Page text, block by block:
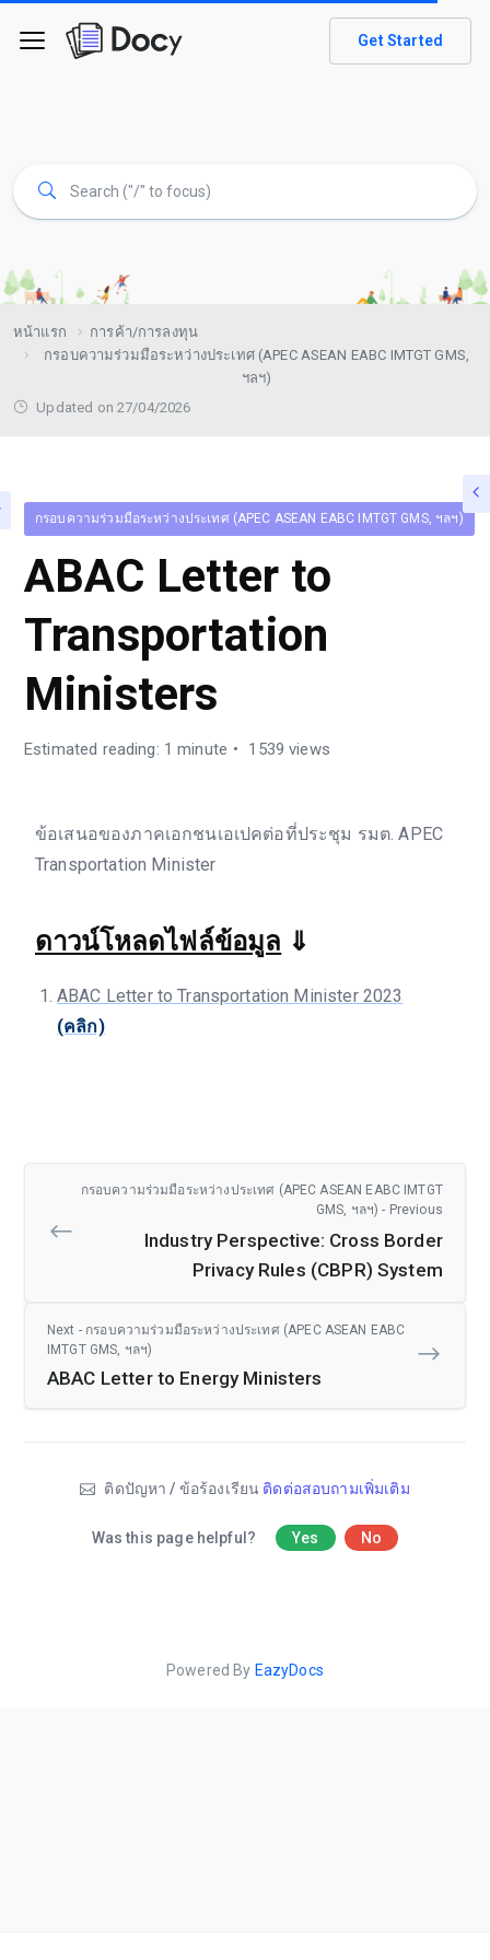
Get Started
หน้าแรก
การค้า/การลงทุน
กรอบความร่วมมือระหว่างประเทศ (APEC ASEAN EABC IMTGT GMS,
ฯลฯ)
Updated on 27/04/2026
กรอบความร่วมมือระหว่างประเทศ (APEC ASEAN EABC IMTGT GMS, ฯลฯ)
ABAC Letter to
Transportation
Ministers
Estimated reading: 1 minute 1539 views
ข้อเสนอของภาคเอกชนเอเปคต่อที่ประชุม รมต. APEC
Transportation Minister
ดาวน์โหลดไฟล์ข้อมูล ⇓
ABAC Letter to Transportation Minister 2023
(คลิก)
กรอบความร่วมมือระหว่างประเทศ (APEC ASEAN EABC IMTGT
GMS, ฯลฯ) - Previous
Industry Perspective: Cross Border
Privacy Rules (CBPR) System
Next - กรอบความร่วมมือระหว่างประเทศ (APEC ASEAN EABC
IMTGT GMS, ฯลฯ)
ABAC Letter to Energy Ministers
ติดปัญหา / ข้อร้องเรียน ติดต่อสอบถามเพิ่มเติม
Was this page helpful? Yes No
Powered By EazyDocs